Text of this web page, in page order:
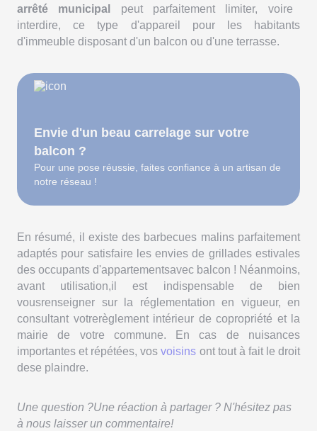
arrêté municipal peut parfaitement limiter, voire
interdire, ce type d'appareil pour les habitants
d'immeuble disposant d'un balcon ou d'une terrasse.
Envie d'un beau carrelage sur votre
balcon ?
Pour une pose réussie, faites confiance à un artisan de
notre réseau !
En résumé, il existe des barbecues malins parfaitement
adaptés pour satisfaire les envies de grillades estivales
des occupants d'appartementsavec balcon ! Néanmoins,
avant utilisation,il est indispensable de bien
vousrenseigner sur la réglementation en vigueur, en
consultant votrerèglement intérieur de copropriété et la
mairie de votre commune. En cas de nuisances
importantes et répétées, vosvoisins ont tout à fait le droit
dese plaindre.
Une question ?Une réaction à partager ? N'hésitez pas
à nous laisser un commentaire!